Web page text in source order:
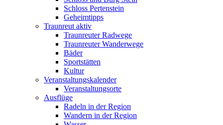
Schloss Pertenstein
Geheimtipps
Traunreut aktiv
Traunreuter Radwege
Traunreuter Wanderwege
Bäder
Sportstätten
Kultur
Veranstaltungskalender
Veranstaltungsorte
Ausflüge
Radeln in der Region
Wandern in der Region